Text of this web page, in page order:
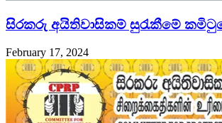
සිරකරු අයිතිවාසිකම් සුරැකීමේ
February 17, 2024